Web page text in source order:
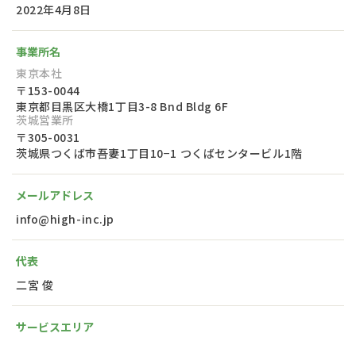
2022年4月8日
事業所名
東京本社
〒153-0044
東京都目黒区大橋1丁目3-8 Bnd Bldg 6F
茨城営業所
〒305-0031
茨城県つくば市吾妻1丁目10−1 つくばセンタービル1階
メールアドレス
info@high-inc.jp
代表
二宮 俊
サービスエリア